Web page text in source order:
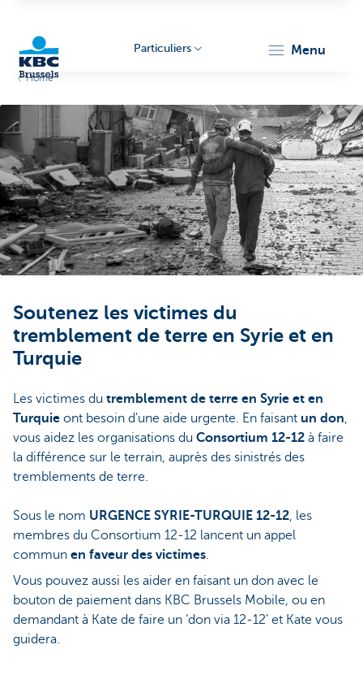
Brussels
Particuliers menu
Home
Soutenez les victimes du
tremblement de terre en Syrie et en
Turquie
Les victimes du tremblement de terre en Syrie et en
Turquie ont besoin d'une aide urgente. En faisant un don,
vous aidez les organisations du Consortium 12-12 à faire
la différence sur le terrain, auprès des sinistrés des
tremblements de terre.
Sous le nom URGENCE SYRIE-TURQUIE 12-12, les
membres du Consortium 12-12 lancent un appel
commun en faveur des victimes.
Vous pouvez aussi les aider en faisant un don avec le
bouton de paiement dans KBC Brussels Mobile, ou en
demandant à Kate de faire un ‘don via 12-12’ et Kate vous
guidera.